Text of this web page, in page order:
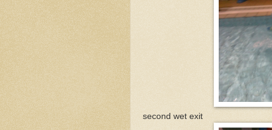
second wet exit